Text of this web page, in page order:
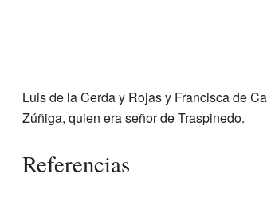
Luis de la Cerda y Rojas y Francisca de
Zúñiga, quien era señor de Traspinedo.
Referencias